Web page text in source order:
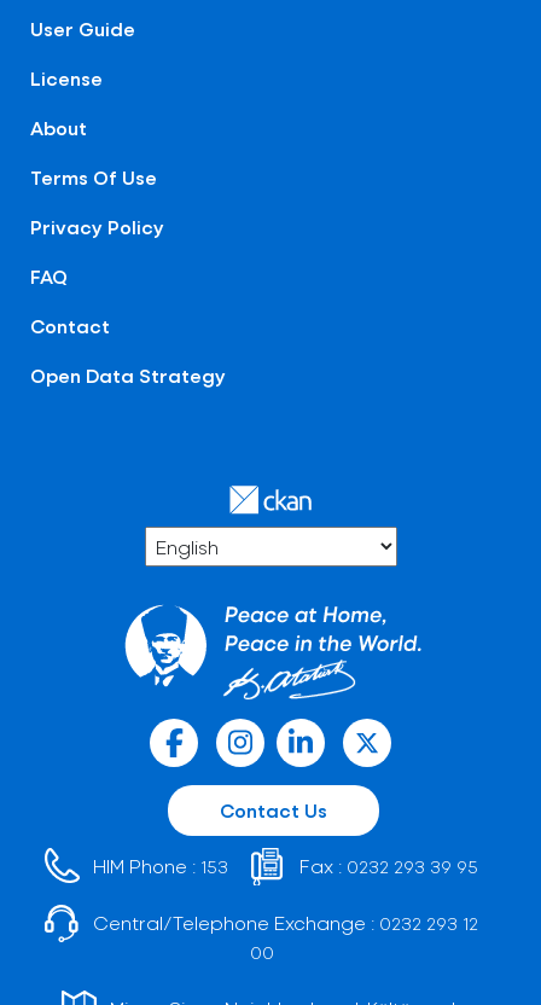
User Guide
License
About
Terms Of Use
Privacy Policy
FAQ
Contact
Open Data Strategy
Contact Us
HIM Phone : 153 Fax : 0232 293 39 95
Central/Telephone Exchange : 0232 293 12
00